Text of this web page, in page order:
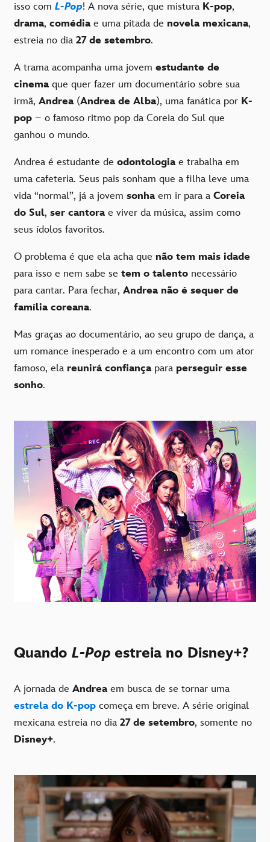
isso com L-Pop! A nova série, que mistura K-pop,
drama, comédia e uma pitada de novela mexicana,
estreia no dia 27 de setembro.
A trama acompanha uma jovem estudante de
cinema que quer fazer um documentário sobre sua
irmã, Andrea (Andrea de Alba), uma fanática por K-
pop – o famoso ritmo pop da Coreia do Sul que
ganhou o mundo.
Andrea é estudante de odontologiae trabalha em
uma cafeteria. Seus pais sonham que a filha leve uma
vida “normal”, já a jovem sonhaem ir para a Coreia
do Sul, ser cantorae viver da música, assim como
seus ídolos favoritos.
O problema é que ela acha que não tem mais idade
para isso e nem sabe se tem o talento necessário
para cantar. Para fechar, Andrea não é sequer de
família coreana.
Mas graças ao documentário, ao seu grupo de dança, a
um romance inesperado e a um encontro com um ator
famoso, ela reunirá confiança para perseguir esse
sonho.
Quando L-Pop estreia no Disney+?
A jornada de Andrea em busca de se tornar uma
estrela do K-pop começa em breve. A série original
mexicana estreia no dia 27 de setembro, somente no
Disney+.